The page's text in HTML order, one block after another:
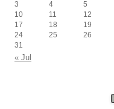
3
4 5
10
11 12
17
18 19
24
25 26
31
« Jul